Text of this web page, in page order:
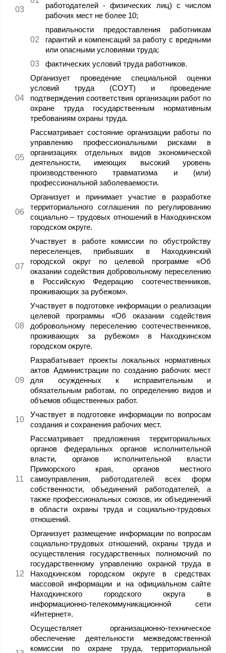
работодателей - физических лиц) с числом
рабочих мест не более 10;
правильности предоставления работникам
гарантий и компенсаций за работу с вредными
или опасными условиями труда;
фактических условий труда работников.
Организует проведение специальной оценки
условий труда (СОУТ) и проведение
подтверждения соответствия организации работ по
охране труда государственным нормативным
требованиям охраны труда.
Рассматривает состояние организации работы по
управлению профессиональными рисками в
организациях отдельных видов экономической
деятельности, имеющих высокий уровень
производственного травматизма и (или)
профессиональной заболеваемости.
Организует и принимает участие в разработке
территориального соглашения по регулированию
социально – трудовых отношений в Находкинском
городском округе.
Участвует в работе комиссии по обустройству
переселенцев, прибывших в Находкинский
городской округ по целевой программе «Об
оказании содействия добровольному переселению
в Российскую Федерацию соотечественников,
проживающих за рубежом».
Участвует в подготовке информации о реализации
целевой программы «Об оказании содействия
добровольному переселению соотечественников,
проживающих за рубежом» в Находкинском
городском округе.
Разрабатывает проекты локальных нормативных
актов Администрации по созданию рабочих мест
для осужденных к исправительным и
обязательным работам, по определению видов и
объемов общественных работ.
Участвует в подготовке информации по вопросам
создания и сохранения рабочих мест.
Рассматривает предложения территориальных
органов федеральных органов исполнительной
власти, органов исполнительной власти
Приморского края, органов местного
самоуправления, работодателей всех форм
собственности, объединений работодателей, а
также профессиональных союзов, их объединений
в области охраны труда и социально-трудовых
отношений.
Организует размещение информации по вопросам
социально-трудовых отношений, охраны труда и
осуществления государственных полномочий по
государственному управлению охраной труда в
Находкинском городском округе в средствах
массовой информации и на официальном сайте
Находкинского городского округа в
информационно-телекоммуникационной сети
«Интернет».
Осуществляет организационно-техническое
обеспечение деятельности межведомственной
комиссии по охране труда, территориальной